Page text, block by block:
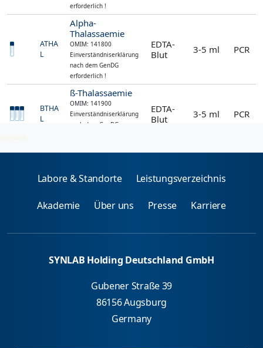
erforderlich !
ATHA
L
Alpha-
Thalassaemie
OMIM: 141800
Einverständniserklärung
nach dem GenDG
erforderlich !
EDTA-
Blut
3-5 ml PCR
BTHA
L
ß-Thalassaemie
OMIM: 141900
Einverständniserklärung
nach dem GenDG
EDTA-
Blut
3-5 ml PCR
2026-08-05
Labore & Standorte Leistungsverzeichnis
Akademie Über uns Presse Karriere
SYNLAB Holding Deutschland GmbH
Gubener Straße 39
86156 Augsburg
Germany